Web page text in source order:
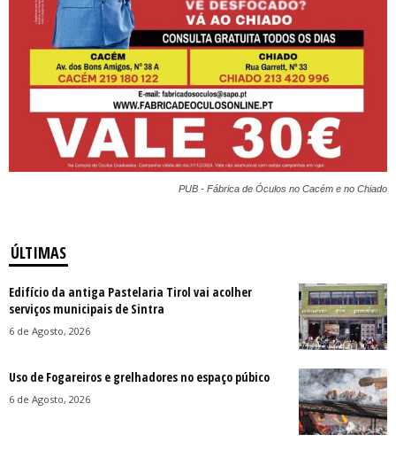
PUB - Fábrica de Óculos no Cacém e no Chiado
ÚLTIMAS
Edifício da antiga Pastelaria Tirol vai acolher
serviços municipais de Sintra
6 de Agosto, 2026
Uso de Fogareiros e grelhadores no espaço púbico
6 de Agosto, 2026